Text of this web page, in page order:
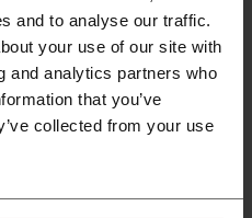
and to analyse our traffic.
your use of our site with
and analytics partners who
that you’ve
collected from your use
NHA
e fronhas avulsas com até